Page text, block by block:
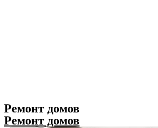
Ремонт домов
Ремонт домов